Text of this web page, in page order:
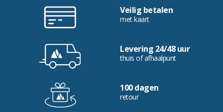
Veilig betalen
met kaart
Levering 24/48 uur
thuis of afhaalpunt
100 dagen
retour